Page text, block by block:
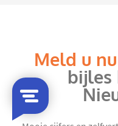
Meld u
bijles